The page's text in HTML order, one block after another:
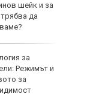
шейк и за
да
за
Режимът и
за